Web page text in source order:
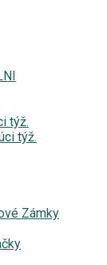
týž.
týž.
Zámky